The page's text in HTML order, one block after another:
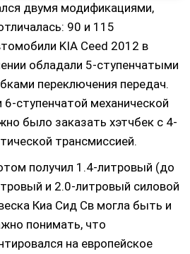
двумя модификациями,
90 и 115
KIA Ceed 2012 в
обладали 5-ступенчатыми
переключения передач.
ступенчатой механической
было заказать хэтчбек с 4-
трансмиссией.
получил 1.4-литровый (до
и 2.0-литровый силовой
Киа Сид Св могла быть и
понимать, что
на европейское